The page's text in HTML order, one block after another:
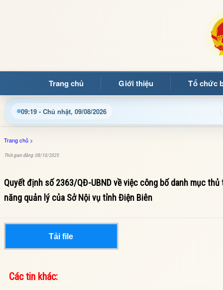
Trang chủ Giới thiệu Tổ chức
09:19 - Chủ nhật, 09/08/2026
thông tin điện tử xã Mường Ảng Cập nhật thông
Trang chủ >
Thời gian đăng: 08/10/2025
Quyết định số 2363/QĐ-UBND về việc công bố danh mục
năng quản lý của Sở Nội vụ tỉnh Điện Biên
Tải file
Các tin khác: